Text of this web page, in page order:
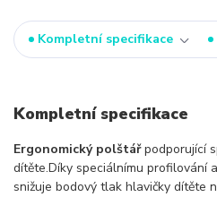
Kompletní specifikace
Kompletní specifikace
Ergonomický polštářpodporující
dítěte.Díky speciálnímu profilování
snižuje bodový tlak hlavičky dítěte